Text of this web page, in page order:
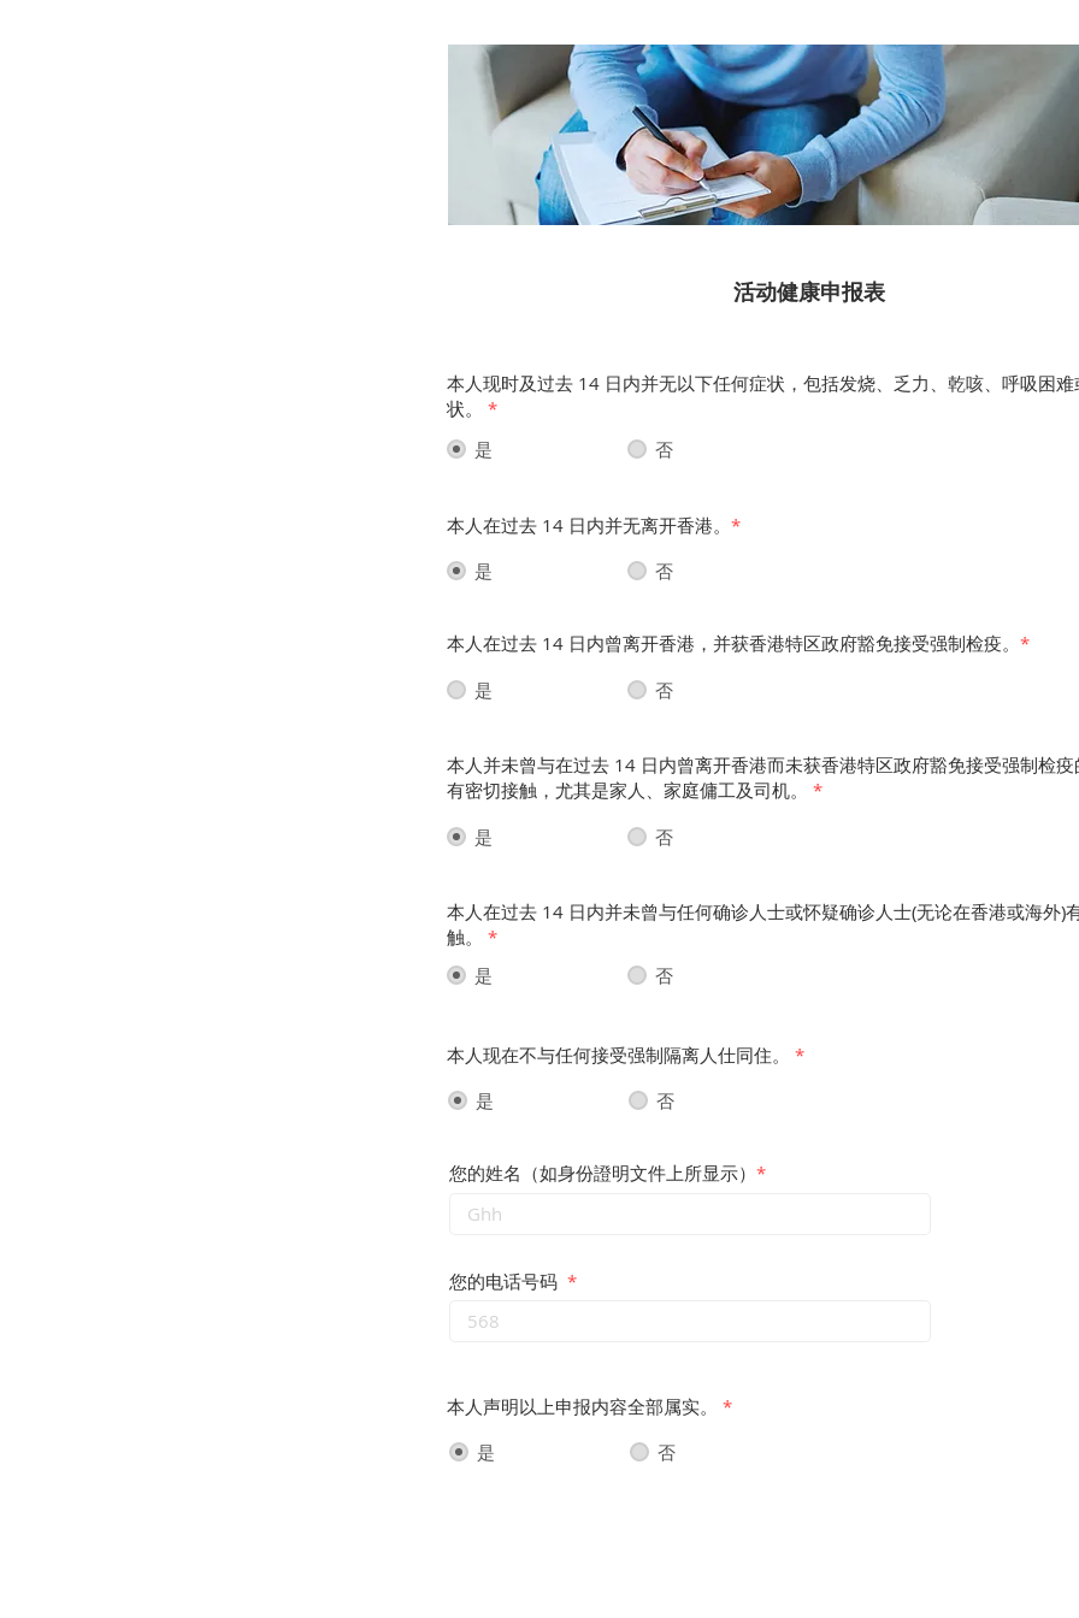
活动健康申报表
本人现时及过去 14 日内并无以下任何症状，包括发烧、乏力、乾咳、呼吸困难
状。 *
是
否
本人在过去 14 日内并无离开香港。 *
是
否
本人在过去 14 日内曾离开香港，并获香港特区政府豁免接受强制检疫。 *
是
否
本人并未曾与在过去 14 日内曾离开香港而未获香港特区政府豁免接受强制检
有密切接触，尤其是家人、家庭傭工及司机。 *
是
否
本人在过去 14 日内并未曾与任何确诊人士或怀疑确诊人士(无论在香港或海外)
触。 *
是
否
本人现在不与任何接受强制隔离人仕同住。​ *
是
否
您的姓名（如身份證明文件上所显示） *
您的电话号码 *
本人声明以上申报内容全部属实。 *
是
否